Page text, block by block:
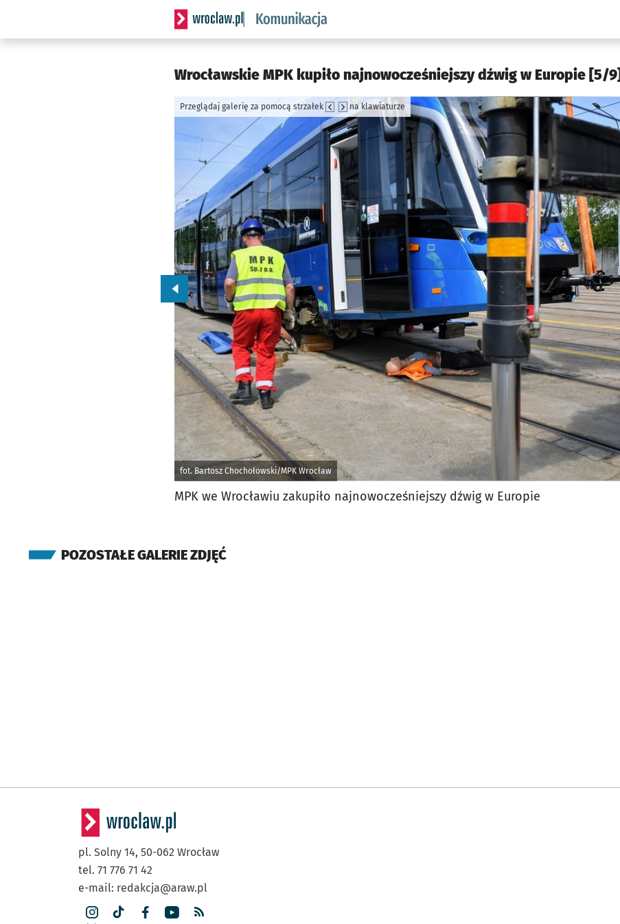
Serwis informacyjny wroclaw.pl podserwis: Komunikacja
Wrocławskie MPK kupiło najnowocześniejszy dźwig w Europie [5/9]
fot. Bartosz Chochołowski/MPK Wrocław
Przeglądaj galerię za pomocą strzałek na klawiaturze
Przejdź do poprzedniego zdjęcia.
MPK we Wrocławiu zakupiło najnowocześniejszy dźwig w Europie
POZOSTAŁE GALERIE ZDJĘĆ
pl. Solny 14, 50-062 Wrocław
tel. 71 776 71 42
e-mail: redakcja@araw.pl